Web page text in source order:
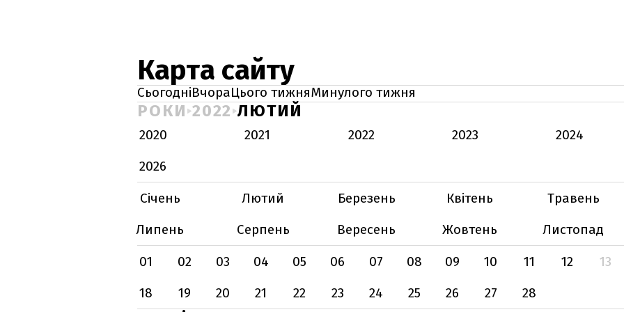
Карта сайту
СьогодніВчораЦього тижняМинулого тижня
РОКИ 2022 ЛЮТИЙ
2020 2021 2022 2023
2024
2026
Січень
Лютий Березень Квітень
Травень
Липень
Серпень Вересень Жовтень
Листопад
01
02 03 04 05 06 07 08 09 10 11 12
13
18
19 20 21 22 23 24 25 26 27 28